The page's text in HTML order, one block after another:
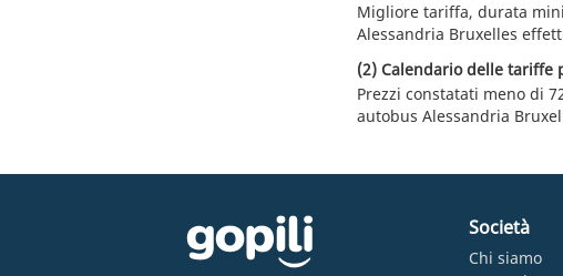
Migliore tariffa, durata
Alessandria Bruxelles
(2) Calendario delle tariffe
Prezzi constatati meno di
autobus Alessandria
Società
Chi siamo